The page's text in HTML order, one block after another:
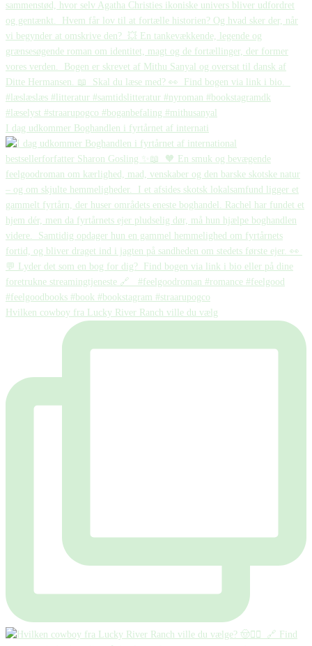
I dag udkommer Boghandlen i fyrtårnet af internati
Hvilken cowboy fra Lucky River Ranch ville du vælg